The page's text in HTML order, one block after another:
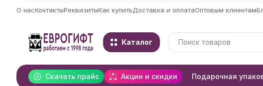
О насКонтактыРеквизитыКак купитьДоставка и оплатаОптовым клиентам
Каталог
Скачать прайс Акции и скидки Подарочная